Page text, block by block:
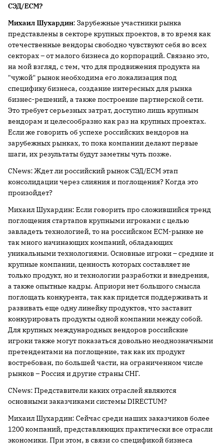
СЭД/ECM?
Михаил Шухардин: Зарубежные участники рынка
представлены в секторе крупных проектов, в то время как
отечественные вендоры свободно чувствуют себя во всех
секторах – от малого бизнеса до корпораций. Связано это,
на мой взгляд, с тем, что для продвижения продукта на
"чужой" рынок необходима его локализация под
специфику бизнеса, создание интересных для рынка
бизнес-решений, а также построение партнерской сети.
Это требует серьезных затрат, доступно лишь крупным
вендорам и целесообразно как раз на крупных проектах.
Если же говорить об успехе российских вендоров на
зарубежных рынках, то пока компании делают первые
шаги, их результаты будут заметны чуть позже.
CNews: Ждет ли российский рынок СЭД/ECM этап
консолидации через слияния и поглощения? Когда это
произойдет?
Михаил Шухардин: Если говорить про сложившийся тренд
поглощения стартапов крупными игроками с целью
завладеть технологией, то на российском ЕСМ-рынке не
так много начинающих компаний, обладающих
уникальными технологиями. Основные игроки – средние и
крупные компании, ценность которых составляет не
только продукт, но и технологии разработки и внедрения,
а также опытные кадры. Априори нет большого смысла
поглощать конкурента, так как придется поддерживать и
развивать еще одну линейку продуктов, что заставит
конкурировать продукты одной компании между собой.
Для крупных международных вендоров российские
игроки также могут показаться довольно неоднозначными
претендентами на поглощение, так как их продукт
востребован, по большей части, на ограниченном числе
рынков – Россия и другие страны СНГ.
CNews: Представители каких отраслей являются
основными заказчиками системы DIRECTUM?
Михаил Шухардин: Сейчас среди наших заказчиков более
1200 компаний, представляющих практически все отрасли
экономики. При этом, в связи со спецификой бизнеса